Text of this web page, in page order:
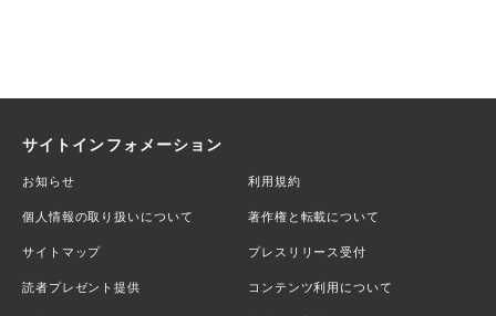
サイトインフォメーション
お知らせ 利用規約
個人情報の取り扱いについて 著作権と転載について
サイトマップ プレスリリース受付
読者プレゼント提供 コンテンツ利用について